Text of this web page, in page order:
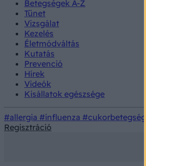
Betegségek A-Z
Tünet
Vizsgálat
Kezelés
Életmódváltás
Kutatás
Prevenció
Hírek
Videók
Kisállatok egészsége
#allergia #influenza #cukorbetegség
Regisztráció